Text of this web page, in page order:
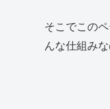
そこでこの
んな仕組み